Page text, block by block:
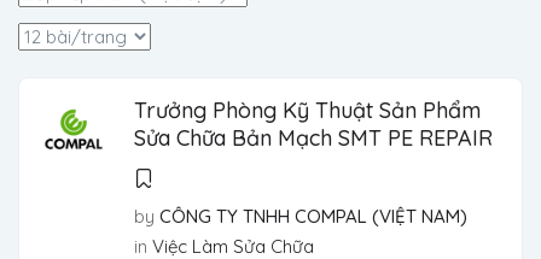
Trưởng Phòng Kỹ Thuật Sản Phẩm
Sửa Chữa Bản Mạch SMT PE REPAIR
by CÔNG TY TNHH COMPAL (VIỆT NAM)
in Việc Làm Sửa Chữa